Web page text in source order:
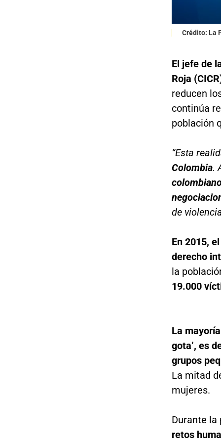
Crédito: La
El jefe de
Roja
reducen
continúa
población
“Esta
Colombia.
de
En 2015,
derecho
la
19.000
La
gota’, es
grupos
La mitad
mujeres.
Durante
retos